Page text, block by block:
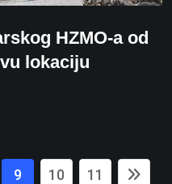
HZMO-a od
lokaciju
9 10 11